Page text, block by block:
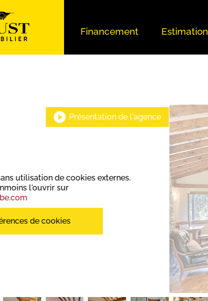
Financement Estimation
Présentation de l'agence
utilisation de cookies externes.
l'ouvrir sur
de cookies